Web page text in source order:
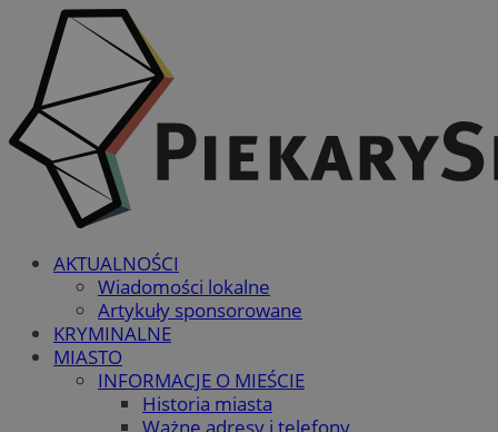
AKTUALNOŚCI
Wiadomości lokalne
Artykuły sponsorowane
KRYMINALNE
MIASTO
INFORMACJE O MIEŚCIE
Historia miasta